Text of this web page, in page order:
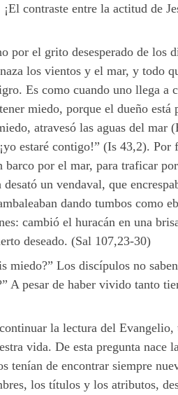
contraste entre la actitud de
por el grito desesperado de los
los vientos y el mar, y todo
Es como cuando uno llega a
miedo, porque el dueño está
atravesó las aguas del mar
estaré contigo!” (Is 43,2). Por
por el mar, para traficar
un vendaval, que
dando tumbos como
cambió el huracán en una
deseado. (Sal 107,23-30)
miedo?” Los discípulos no
A pesar de haber vivido tanto
la lectura del Evangelio,
vida. De esta pregunta nace la
tenían de encontrar siempre
los títulos y los atributos,